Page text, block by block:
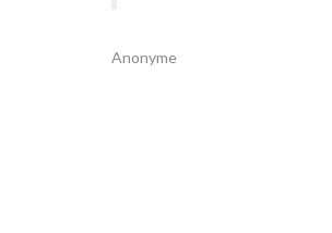
Anonyme